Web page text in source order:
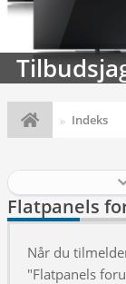
Indeks
Flatpanels
Når du
"Flatpanels